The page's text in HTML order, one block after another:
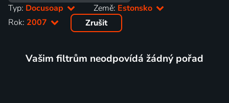
Typ: Docusoap Země: Estonsko
Rok: 2007 Zrušit
Vašim filtrům neodpovídá žádný pořad